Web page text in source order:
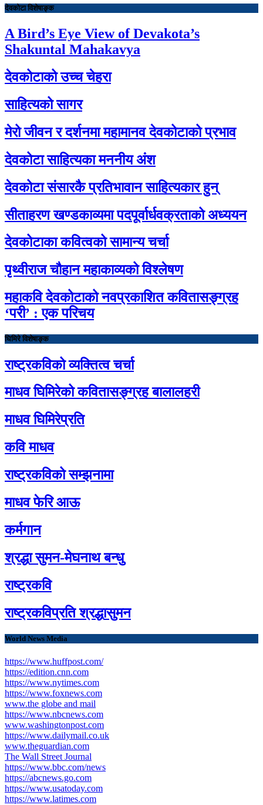
देवकोटा विशेषाङ्क
A Bird’s Eye View of Devakota’s
Shakuntal Mahakavya
देवकोटाको उच्च चेहरा
साहित्यको सागर
मेरो जीवन र दर्शनमा महामानव देवकोटाको प्रभाव
देवकोटा साहित्यका मननीय अंश
देवकोटा संसारकै प्रतिभावान साहित्यकार हुन्
सीताहरण खण्डकाव्यमा पदपूर्वार्धवक्रताको अध्ययन
देवकोटाका कवित्वको सामान्य चर्चा
पृथ्वीराज चौहान महाकाव्यको विश्लेषण
महाकवि देवकोटाको नवप्रकाशित कवितासङ्ग्रह
‘परी’ : एक परिचय
घिमिरे विशेषाङ्क
राष्ट्रकविको व्यक्तित्व चर्चा
माधव घिमिरेको कवितासङ्ग्रह बालालहरी
माधव घिमिरेप्रति
कवि माधव
राष्ट्रकविको सम्झनामा
माधव फेरि आऊ
कर्मगान
श्रद्धा सुमन-मेघनाथ बन्धु
राष्ट्रकवि
राष्ट्रकविप्रति श्रद्धासुमन
World News Media
https://www.huffpost.com/
https://edition.cnn.com
https://www.nytimes.com
https://www.foxnews.com
www.the globe and mail
https://www.nbcnews.com
www.washingtonpost.com
https://www.dailymail.co.uk
www.theguardian.com
The Wall Street Journal
https://www.bbc.com/news
https://abcnews.go.com
https://www.usatoday.com
https://www.latimes.com